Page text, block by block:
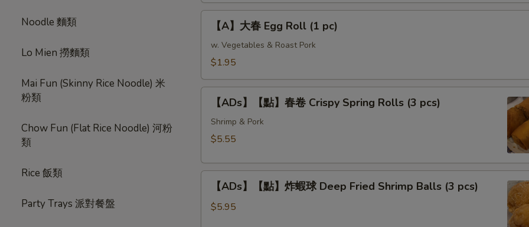
Noodle 麵類
Lo Mien 撈麵類
Mai Fun (Skinny Rice Noodle) 米
粉類
Chow Fun (Flat Rice Noodle) 河粉
類
Rice 飯類
Party Trays 派對餐盤
(6
pcs)
卷
Buddhist
Rolls
Veg
Roll
Chinese
Style)
【A】
Egg
(1
【A】大春 Egg Roll (1 pc)
w. Vegetables & Roast Pork
$1.95
【ADs】
【點】
Spring
Rolls
pcs)
【ADs】【點】春卷 Crispy Spring Rolls (3 pcs)
Shrimp & Pork
$5.55
【ADs】
【點】【ADs】【點】炸蝦球 Deep Fried Shrimp Balls (3 pcs)
$5.95